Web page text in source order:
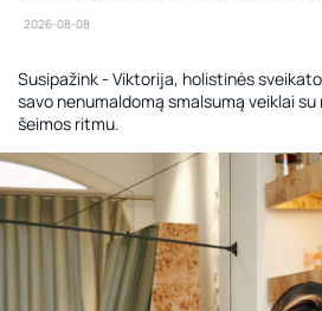
2026-08-08
Susipažink - Viktorija, holistinės
savo nenumaldomą smalsumą veiklai
šeimos ritmu.